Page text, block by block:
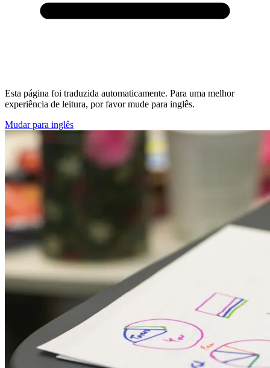
Esta página foi traduzida automaticamente. Para uma melhor
experiência de leitura, por favor mude para inglês.
Mudar para inglês